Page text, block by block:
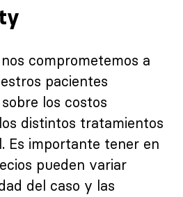
comprometemos a
pacientes
los costos
distintos tratamientos
Es importante tener en
pueden variar
del caso y las